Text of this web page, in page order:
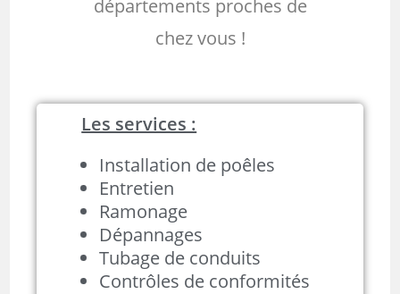
départements proches de
chez vous !
Les services :
Installation de poêles
Entretien
Ramonage
Dépannages
Tubage de conduits
Contrôles de conformités